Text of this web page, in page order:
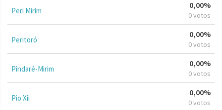
Peri Mirim
0,00%
0 votos
Peritoró
0,00%
0 votos
Pindaré-Mirim
0,00%
0 votos
Pio Xii
0,00%
0 votos